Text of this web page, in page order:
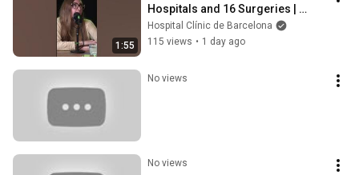
1:55
Hospitals and 16 Surgeries |
PortalCLÍNIC
Hospital Clínic de Barcelona
115 views • 1 day ago
No views
No views